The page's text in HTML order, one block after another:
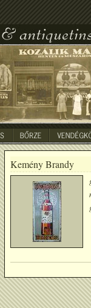
Kemény Brandy